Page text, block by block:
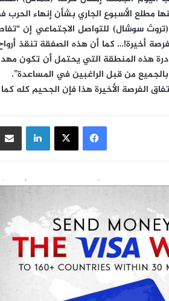
الأسبوع الجاري بشأن إنهاء الحرب
سوشال) للتواصل الاجتماعي إن
أخيرة!… كما أن هذه الصفقة تنقذ
هذه المنطقة التي يحتمل أن تكون
بالجميع من قبل الراغبين في المساعدة”.
الفرصة الأخيرة هذا فإن الجحيم
فيسبوك‫X لينكدإن